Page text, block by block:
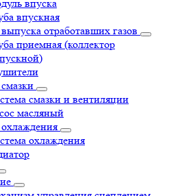
впуска
впускная
отработавших газов
приемная (коллектор
смазки и вентиляции
масляный
охлаждения